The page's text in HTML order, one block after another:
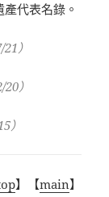
代表名錄。
21）
20）
）
】【main】